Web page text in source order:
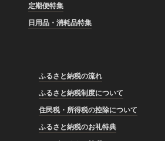
定期便特集
日用品・消耗品特集
ふるさと納税の流れ
ふるさと納税制度について
住民税・所得税の控除について
ふるさと納税のお礼特典